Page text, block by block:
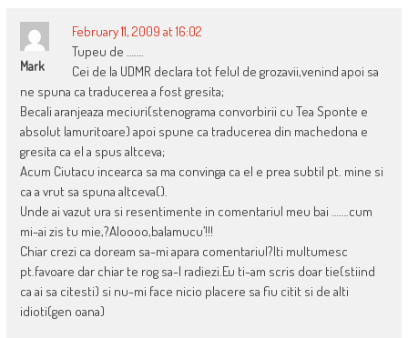
Mark
February 11, 2009 at 16:02
Tupeu de …….
Cei de la UDMR declara tot felul de grozavii,venind apoi sa
ne spuna ca traducerea a fost gresita;
Becali aranjeaza meciuri(stenograma convorbirii cu Tea Sponte e
absolut lamuritoare) apoi spune ca traducerea din machedona e
gresita ca el a spus altceva;
Acum Ciutacu incearca sa ma convinga ca el e prea subtil pt. mine si
ca a vrut sa spuna altceva().
Unde ai vazut ura si resentimente in comentariul meu bai …….cum
mi-ai zis tu mie,?Aloooo,balamucu’!!!
Chiar crezi ca doream sa-mi apara comentariul?Iti multumesc
pt.favoare dar chiar te rog sa-l radiezi.Eu ti-am scris doar tie(stiind
ca ai sa citesti) si nu-mi face nicio placere sa fiu citit si de alti
idioti(gen oana)